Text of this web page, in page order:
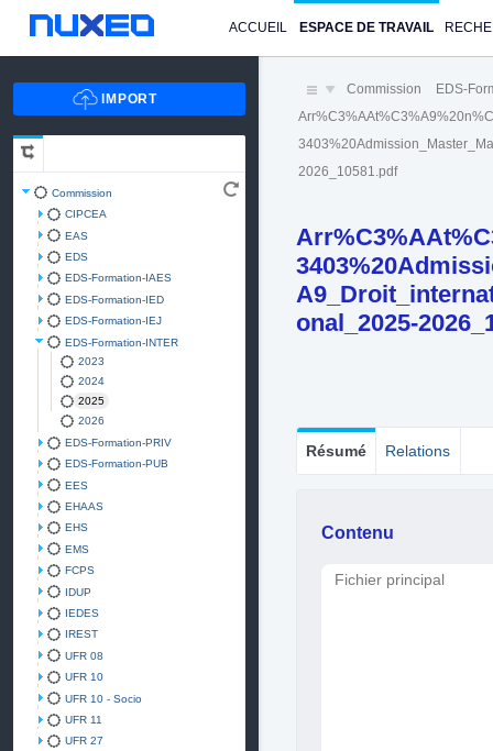
ACCUEIL ESPACE DE TRAVAIL
Commission
CIPCEA
EAS
EDS
EDS-Formation-IAES
EDS-Formation-IED
EDS-Formation-IEJ
EDS-Formation-INTER
2023
2024
2025
2026
EDS-Formation-PRIV
EDS-Formation-PUB
EES
EHAAS
EHS
EMS
FCPS
IDUP
IEDES
IREST
UFR 08
UFR 10
UFR 10 - Socio
UFR 11
UFR 27
Commission EDS-
2026_10581.pdf
onal_2025-
Résumé Relations
Contenu
Fichier principal